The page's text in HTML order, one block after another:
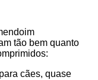
tão bem quanto
cães, quase